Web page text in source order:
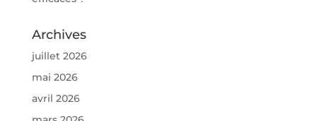
Archives
juillet 2026
mai 2026
avril 2026